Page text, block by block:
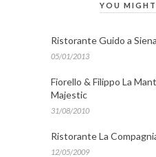
YOU
Ristorante Guido a Siena
05/01/2013
Fiorello & Filippo La
Majestic
31/08/2010
Ristorante La
12/05/2009